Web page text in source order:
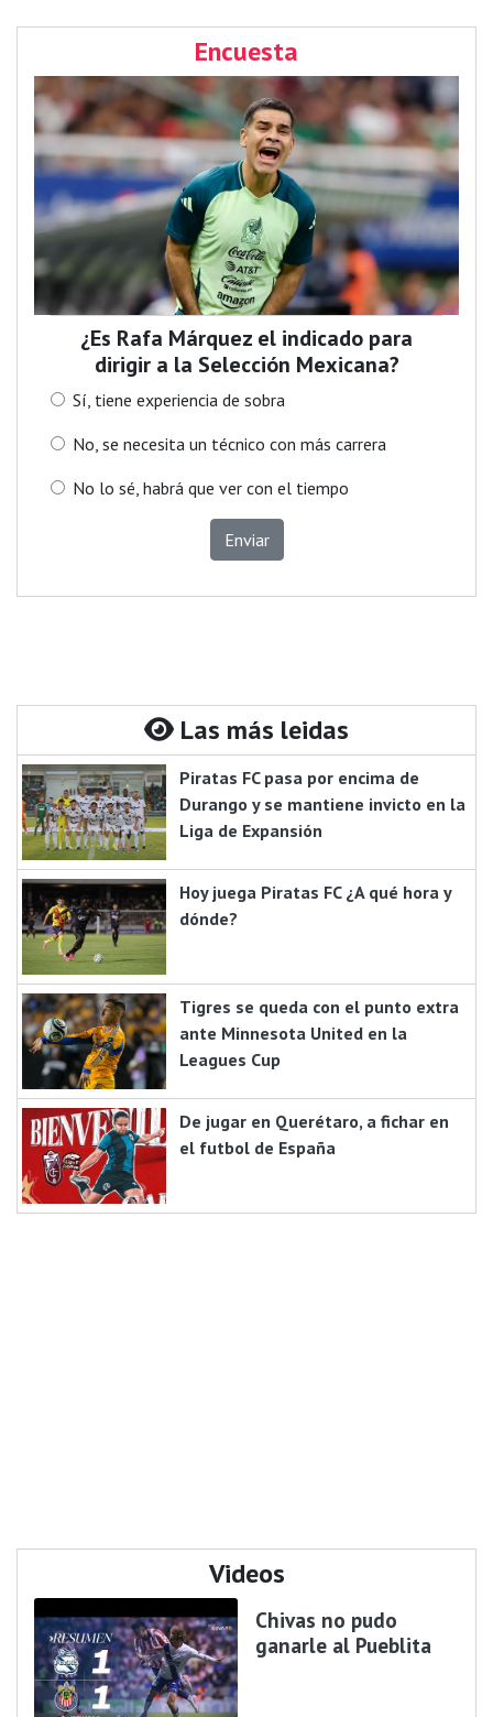
Encuesta
¿Es Rafa Márquez el indicado para
dirigir a la Selección Mexicana?
Sí, tiene experiencia de sobra
No, se necesita un técnico con más carrera
No lo sé, habrá que ver con el tiempo
Enviar
Las más leidas
Piratas FC pasa por encima de
Durango y se mantiene invicto en la
Liga de Expansión
Hoy juega Piratas FC ¿A qué hora y
dónde?
Tigres se queda con el punto extra
ante Minnesota United en la
Leagues Cup
De jugar en Querétaro, a fichar en
el futbol de España
Videos
Chivas no pudo
ganarle al Pueblita